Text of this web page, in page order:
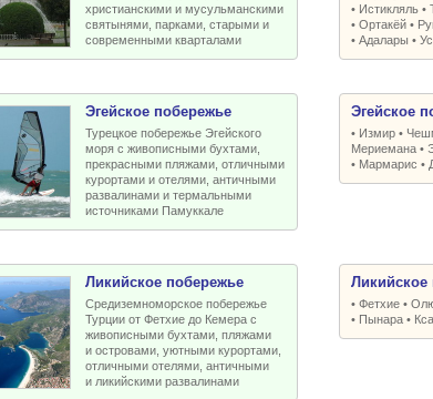
христианскими и мусульманскими
святынями, парками, старыми и
современными кварталами
• Истикляль•
• Ортакёй•
• Адалары •
Эгейское побережье
Турецкое побережье Эгейского
моря с живописными бухтами,
прекрасными пляжами, отличными
курортами и отелями, античными
развалинами и термальными
источниками Памуккале
Эгейское
• Измир•
Мериемана•
• Мармарис •
Ликийское побережье
Средиземноморское побережье
Турции от Фетхие до Кемера с
живописными бухтами, пляжами
и островами, уютными курортами,
отличными отелями, античными
и ликийскими развалинами
Ликийское
• Фетхие•
• Пынара•